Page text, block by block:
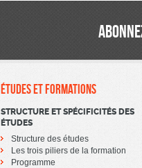
ÉTUDES ET FORMATIONS
STRUCTURE ET SPÉCIFICITÉS DES
ÉTUDES
Structure des études
Les trois piliers de la formation
Programme